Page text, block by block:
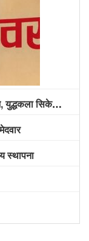
अग्रपंक्ति दिने समय
स्थापना